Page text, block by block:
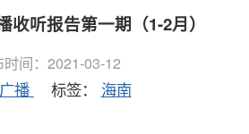
收听报告第一期（1-2月）
时间：2021-03-12
广播 标签： 海南